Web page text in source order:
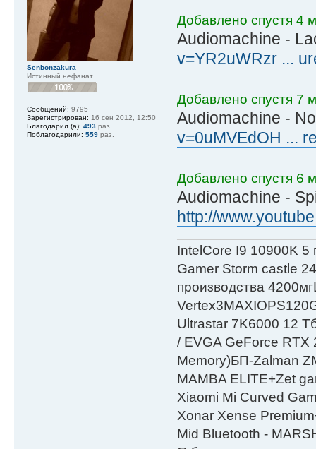
Добавлено спустя 4
Audiomachine -
v=YR2uWRzr ...
Добавлено спустя 7
Audiomachine -
v=0uMVEdOH ...
Добавлено спустя 6
Audiomachine -
http://
IntelСore I9 10900K 5
Gamer Storm castle
производства
Ultrastar 7K6000 12
/ EVGA GeForce RTX
Мemory)БП-Zalman
MAMBA ELITE+Zet
Xiaomi Mi Curved
Xonar Xense
Mid Bluetooth -
Senbonzakura
Истинный нефанат
Сообщений: 9795
Зарегистрирован: 16 сен 2012, 12:50
Благодарил (а): 493 раз.
Поблагодарили: 559 раз.